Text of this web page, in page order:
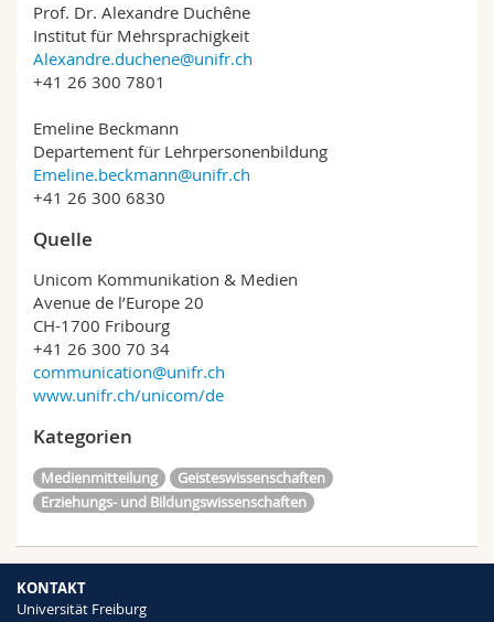
Prof. Dr. Alexandre Duchêne
Institut für Mehrsprachigkeit
Alexandre.duchene@unifr.ch
+41 26 300 7801
Emeline Beckmann
Departement für Lehrpersonenbildung
Emeline.beckmann@unifr.ch
+41 26 300 6830
Quelle
Unicom Kommunikation & Medien
Avenue de l’Europe 20
CH-1700 Fribourg
+41 26 300 70 34
communication@unifr.ch
www.unifr.ch/unicom/de
Kategorien
Medienmitteilung
Geisteswissenschaften
Erziehungs- und Bildungswissenschaften
KONTAKT
Universität Freiburg